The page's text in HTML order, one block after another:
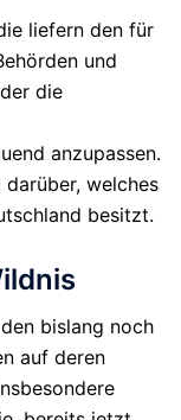
liefern den für
und
die
anzupassen.
welches
besitzt.
bislang noch
auf deren